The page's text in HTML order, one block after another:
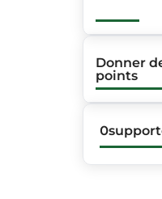
Donner
points
0